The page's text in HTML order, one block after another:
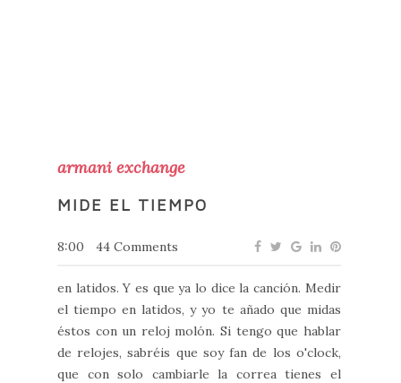
armani exchange
MIDE EL TIEMPO
8:00 44 Comments
en latidos. Y es que ya lo dice la canción. Medir
el tiempo en latidos, y yo te añado que midas
éstos con un reloj molón. Si tengo que hablar
de relojes, sabréis que soy fan de los o'clock,
que con solo cambiarle la correa tienes el